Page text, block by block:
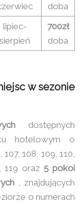
doba
lipiec-
sierpień
700zł
doba
w sezonie
dostępnych
hotelowym o
108, 109, 110,
119 oraz 5 pokoi
, znajdujących
o numerach